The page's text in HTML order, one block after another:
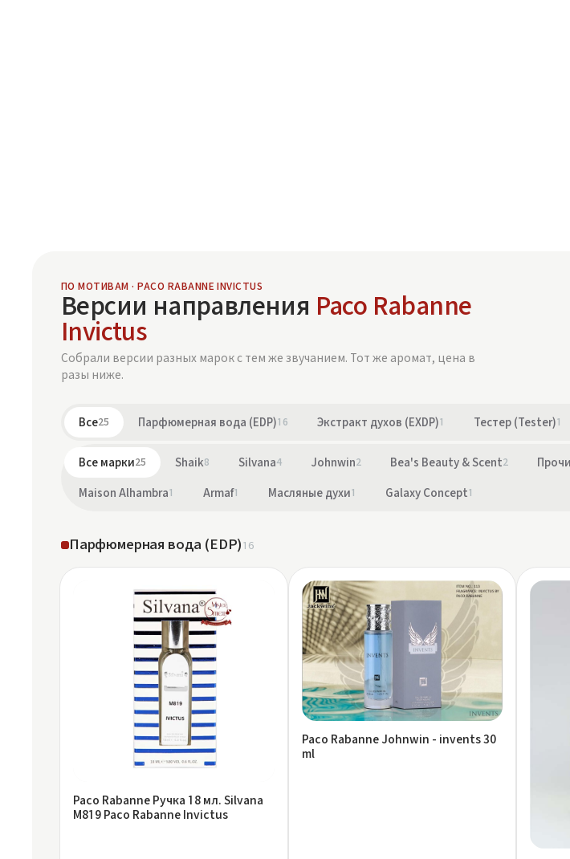
ПО МОТИВАМ · PACO RABANNE INVICTUS
Версии направления Paco Rabanne
Invictus
Собрали версии разных марок с тем же звучанием. Тот же аромат, цена в
разы ниже.
Все25 Парфюмерная вода (EDP)16 Экстракт духов (EXDP)1 Тестер (Tester)1
Все марки25 Shaik8 Silvana4 Johnwin2 Bea's Beauty & Scent2
Maison Alhambra1 Armaf1 Масляные духи1 Galaxy Concept1
Парфюмерная вода (EDP)16
Paco Rabanne Ручка 18 мл. Silvana
M819 Paco Rabanne Invictus
Paco Rabanne Johnwin - invents 30
ml